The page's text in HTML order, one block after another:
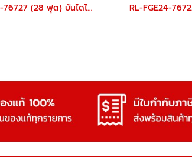
RL-FGE28-76727 (28 ฟุต) บันไดไฟเบอร์กลาส สไลด์เลื่อน 2 ตอน RL-FGE